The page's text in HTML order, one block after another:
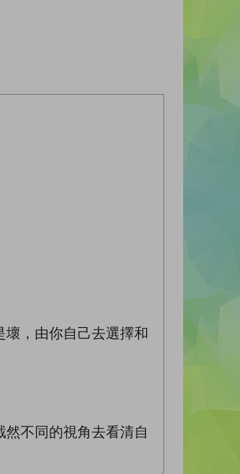
，由你自己去選擇和
不同的視角去看清自